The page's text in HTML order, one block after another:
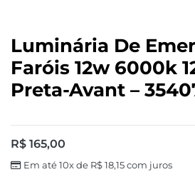
Luminária De
Faróis 12w 6000k
Preta-Avant –
R$ 165,00
Em até 10x de R$18,15com juros